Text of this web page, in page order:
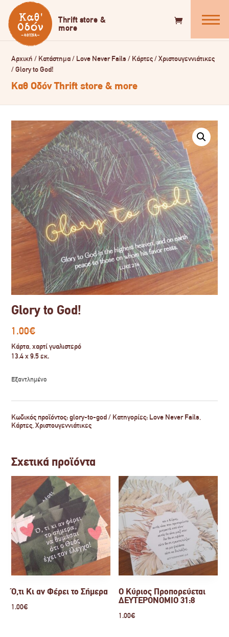
Αρχική / Κατάστημα/ Love Never Fails/ Κάρτες/Χριστουγεννιάτικες
/Glory to God!
Καθ Οδόν Thrift store & more
Glory to God!
1.00€
Κάρτα, χαρτί γυαλιστερό
13.4 x 9.5 εκ.
Εξαντλημένο
Κωδικός προϊόντος:glory-to-god Κατηγορίες: Love Never Fails,
Κάρτες,Χριστουγεννιάτικες
Σχετικά προϊόντα
Ό,τι Κι αν Φέρει το Σήμερα
1.00€
Ο Κύριος Προπορεύεται
ΔΕΥΤΕΡΟΝΟΜΙΟ 31:8
1.00€